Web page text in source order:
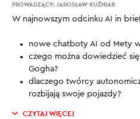
PROWADZĄCY: JAROSŁAW KUŹNIAR
W najnowszym odcinku AI in
nowe chatboty AI od Mety
czego można dowiedzieć
Gogha?
dlaczego twórcy
rozbijają swoje pojazdy?
CZYTAJ WIĘCEJ